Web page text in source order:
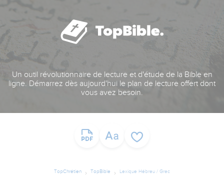
Un outil révolutionnaire de lecture et d'étude de la Bible en
ligne. Démarrez dès aujourd'hui le plan de lecture offert dont
vous avez besoin.
TopChrétien TopBible Lexique Hébreu / Grec